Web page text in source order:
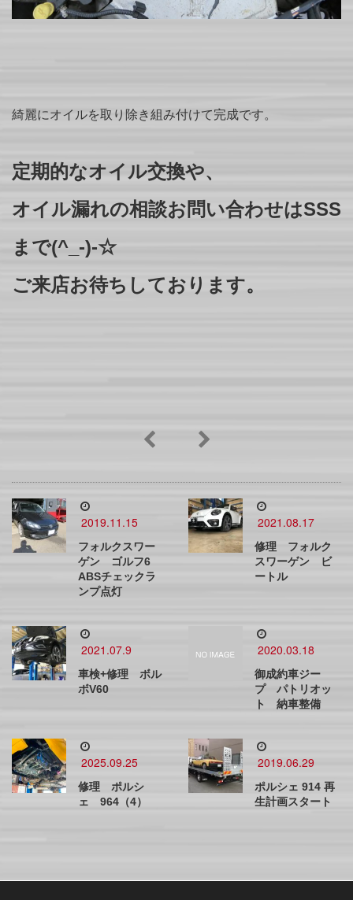
綺麗にオイルを取り除き組み付けて完成です。
定期的なオイル交換や、
オイル漏れの相談お問い合わせはSSS
まで(^_-)-☆
ご来店お待ちしております。
2019.11.15
フォルクスワー
ゲン ゴルフ6
ABSチェックラ
ンプ点灯
2021.08.17
修理 フォルク
スワーゲン ビ
ートル
2021.07.9
車検+修理 ボル
ボV60
2020.03.18
御成約車ジー
プ パトリオッ
ト 納車整備
2025.09.25
修理 ポルシ
ェ 964（4）
2019.06.29
ポルシェ 914 再
生計画スタート